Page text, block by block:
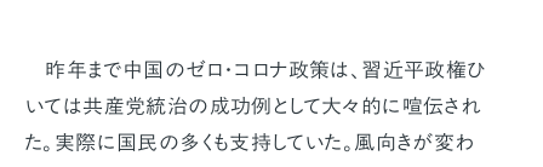
昨年まで中国のゼロ・コロナ政策は、習近平政権ひ
いては共産党統治の成功例として大々的に喧伝され
た。実際に国民の多くも支持していた。風向きが変わ